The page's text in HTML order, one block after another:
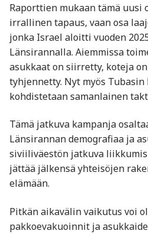
Raporttien mukaan tämä uusi
irrallinen tapaus, vaan osa
jonka Israel aloitti vuoden
Länsirannalla. Aiemmissa
asukkaat on siirretty, koteja
tyhjennetty. Nyt myös
kohdistetaan samanlainen
Tämä jatkuva kampanja
Länsirannan demografiaa ja
siviiliväestön jatkuva
jättää jälkensä yhteisöjen
elämään.
Pitkän aikavälin vaikutus voi
pakkoevakuoinnit ja